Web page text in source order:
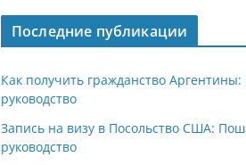
Последние публикации
Как получить гражданство
руководство
Запись на визу в Посольство США:
руководство